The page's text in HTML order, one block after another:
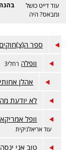
עוד דייט כושל
ומבאס? היה
טוב? זה המקום.
ספר
וופלה רחלי3
אהלן
לא יודעת
וופל
עוד אריאלניקית
טוב אני